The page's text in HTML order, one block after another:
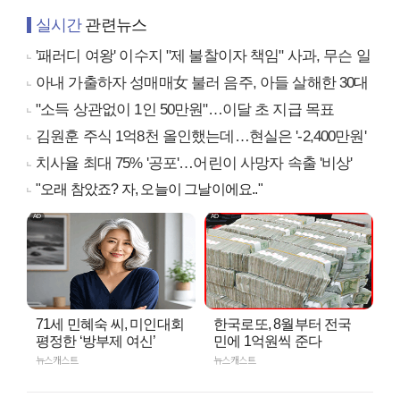
실시간관련뉴스
'패러디 여왕' 이수지 "제 불찰이자 책임" 사과, 무슨 일
아내 가출하자 성매매女 불러 음주, 아들 살해한 30대
"소득 상관없이 1인 50만원"…이달 초 지급 목표
김원훈 주식 1억8천 올인했는데…현실은 '-2,400만원'
치사율 최대 75% '공포'…어린이 사망자 속출 '비상'
"오래 참았죠? 자, 오늘이 그날이에요.."
71세 민혜숙 씨, 미인대회
평정한 ‘방부제 여신’
뉴스캐스트
한국로또, 8월부터 전국
민에 1억원씩 준다
뉴스캐스트